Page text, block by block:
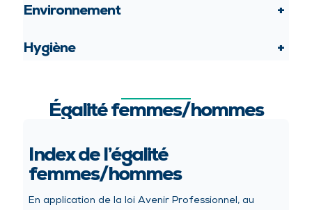
Environnement +
Hygiène +
Égalité femmes/hommes
Index de l’égalité
femmes/hommes
En application de la loi Avenir Professionnel, au